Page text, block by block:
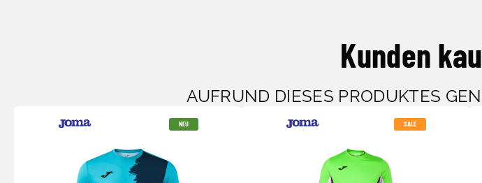
Kunden
AUFRUND DIESES PRODUKTES
NEU SALE